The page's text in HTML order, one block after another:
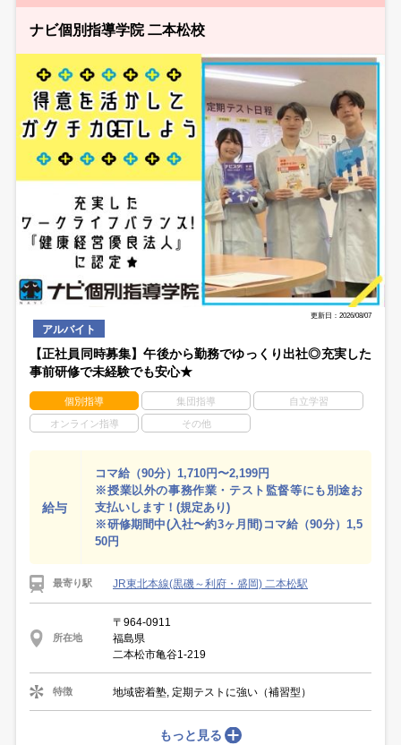
ナビ個別指導学院 二本松校
更新日：2026/08/07
アルバイト
【正社員同時募集】午後から勤務でゆっくり出社◎充実した
事前研修で未経験でも安心★
個別指導 集団指導 自立学習
オンライン指導 その他
給与
コマ給（90分）1,710円〜2,199円
※授業以外の事務作業・テスト監督等にも別途お
支払いします！(規定あり)
※研修期間中(入社〜約3ヶ月間)コマ給（90分）1,5
50円
最寄り駅 JR東北本線(黒磯～利府・盛岡) 二本松駅
所在地
〒964-0911
福島県
二本松市亀谷1-219
特徴 地域密着塾, 定期テストに強い（補習型）
もっと見る